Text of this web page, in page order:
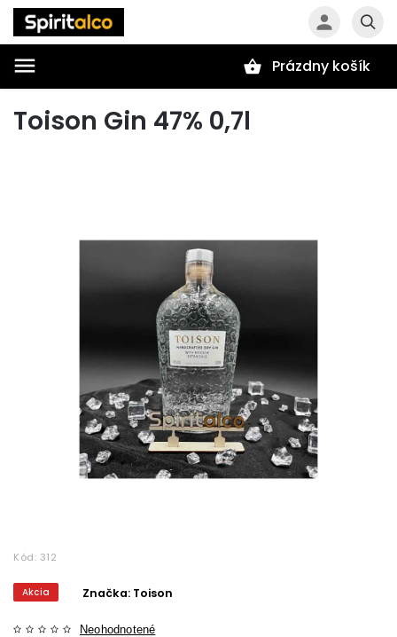
Prázdny košík
Toison Gin 47% 0,7l
Kód: 312
Akcia
Neohodnotené
Značka: Toison